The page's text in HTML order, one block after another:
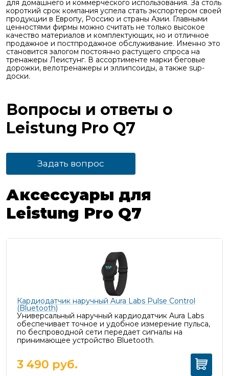
для домашнего и коммерческого использования. За столь
короткий срок компания успела стать экспортером своей
продукции в Европу, Россию и страны Азии. Главными
ценностями фирмы можно считать не только высокое
качество материалов и комплектующих, но и отличное
продажное и постпродажное обслуживание. Именно это
становится залогом постоянно растущего спроса на
тренажеры Леистунг. В ассортименте марки беговые
дорожки, велотренажеры и эллипсоиды, а также sup-
доски.
Вопросы и ответы о
Leistung Pro Q7
Задать вопрос
Аксессуары для
Leistung Pro Q7
Кардиодатчик наручный Aura Labs Pulse Control
(Bluetooth)
Универсальный наручный кардиодатчик Aura Labs
обеспечивает точное и удобное измерение пульса,
по беспроводной сети передает сигналы на
принимающее устройство Bluetooth.
3 490 руб.